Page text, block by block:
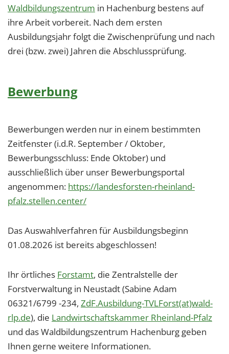
Waldbildungszentrum in Hachenburg bestens auf
ihre Arbeit vorbereit. Nach dem ersten
Ausbildungsjahr folgt die Zwischenprüfung und nach
drei (bzw. zwei) Jahren die Abschlussprüfung.
Bewerbung
Bewerbungen werden nur in einem bestimmten
Zeitfenster (i.d.R. September / Oktober,
Bewerbungsschluss: Ende Oktober) und
ausschließlich über unser Bewerbungsportal
angenommen: https://landesforsten-rheinland-
pfalz.stellen.center/
Das Auswahlverfahren für Ausbildungsbeginn
01.08.2026 ist bereits abgeschlossen!
Ihr örtliches Forstamt, die Zentralstelle der
Forstverwaltung in Neustadt (Sabine Adam
06321/6799 -234, ZdF.Ausbildung-TVLForst(at)wald-
rlp.de), die Landwirtschaftskammer Rheinland-Pfalz
und das Waldbildungszentrum Hachenburg geben
Ihnen gerne weitere Informationen.